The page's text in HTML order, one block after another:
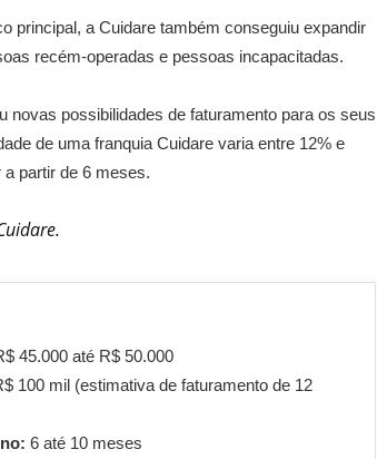
principal, a Cuidare também conseguiu expandir
recém-operadas e pessoas incapacitadas.
novas possibilidades de faturamento para os seus
de uma franquia Cuidare varia entre 12% e
partir de 6 meses.
45.000 até R$ 50.000
100 mil (estimativa de faturamento de 12
6 até 10 meses